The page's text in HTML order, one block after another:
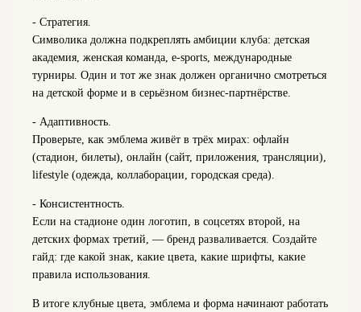
- Стратегия.
Символика должна подкреплять амбиции клуба: детская
академия, женская команда, e-sports, международные
турниры. Один и тот же знак должен органично смотреться
на детской форме и в серьёзном бизнес-партнёрстве.
- Адаптивность.
Проверьте, как эмблема живёт в трёх мирах: офлайн
(стадион, билеты), онлайн (сайт, приложения, трансляции),
lifestyle (одежда, коллаборации, городская среда).
- Консистентность.
Если на стадионе один логотип, в соцсетях второй, на
детских формах третий, — бренд разваливается. Создайте
гайд: где какой знак, какие цвета, какие шрифты, какие
правила использования.
В итоге клубные цвета, эмблема и форма начинают работать